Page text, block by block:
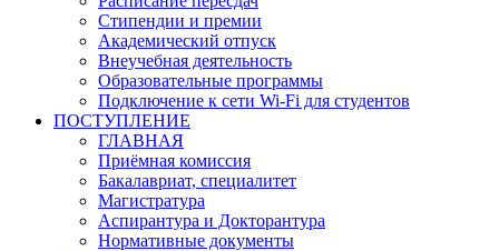
Стипендии и премии
Академический отпуск
Внеучебная деятельность
Образовательные программы
Подключение к сети Wi-Fi для студентов
ПОСТУПЛЕНИЕ
ГЛАВНАЯ
Приёмная комиссия
Бакалавриат, специалитет
Магистратура
Аспирантура и Докторантура
Нормативные документы